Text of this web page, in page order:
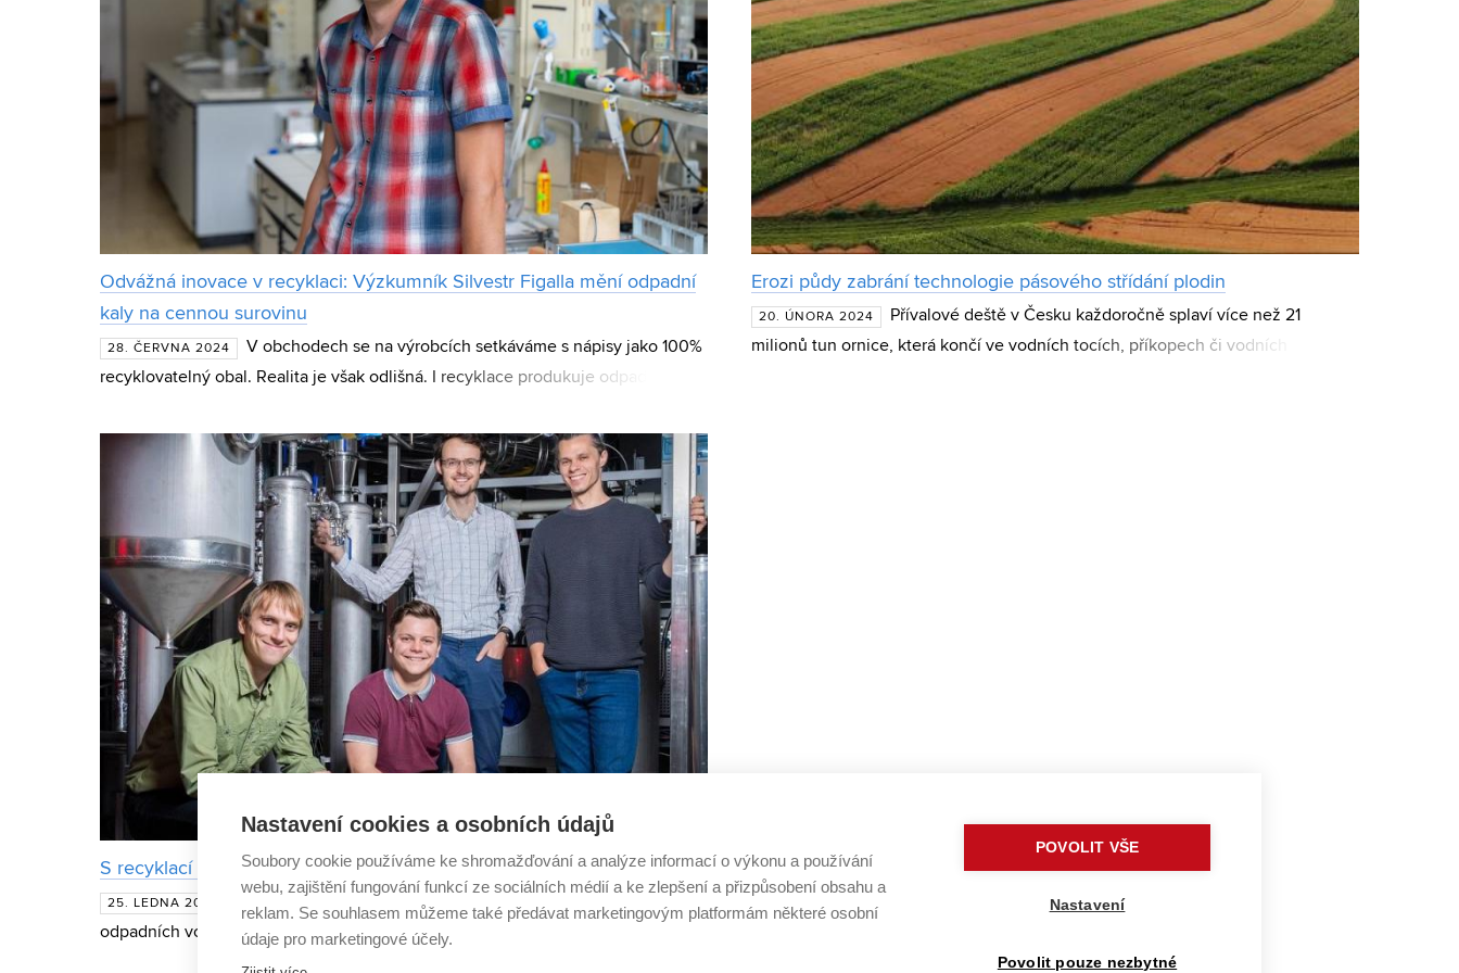
Odvážná inovace v recyklaci: Výzkumník Silvestr Figalla mění odpadní
kaly na cennou surovinu
28. ČERVNA 2024
V obchodech se na výrobcích setkáváme s nápisy jako 100%
recyklovatelný obal. Realita je však odlišná. I recyklace produkuje odpad,
Erozi půdy zabrání technologie pásového střídání plodin
20. ÚNORA 2024
Přívalové deště v Česku každoročně splaví více než 21
milionů tun ornice, která končí ve vodních tocích, příkopech či vodních
S recyklací odpadních vod z vinařství pomůže odparka
25. LEDNA 2024
Cukry, kyselina octová, etanol. Tyto a další látky byste našli v
odpadních vodách, které vznikají ve vinařstvích při zpracování hroznů a výrobě
oblíbeného nápoje. Poradit si s takto znečištěnou vodou
Nastavení cookies a osobních údajů
Soubory cookie používáme ke shromažďování a analýze informací o výkonu a používání
webu, zajištění fungování funkcí ze sociálních médií a ke zlepšení a přizpůsobení obsahu a
reklam. Se souhlasem můžeme také předávat marketingovým platformám některé osobní
údaje pro marketingové účely.
POVOLIT VŠE
Nastavení
Povolit pouze nezbytné